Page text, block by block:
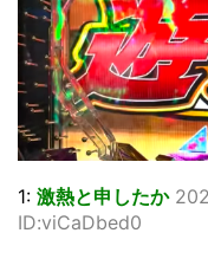
1: 激熱と申したか
ID:viCaDbed0